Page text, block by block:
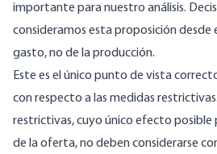
importante para nuestro análisis.
consideramos esta proposición desde
gasto, no de la producción.
Este es el único punto de vista
con respecto a las medidas
restrictivas, cuyo único efecto posible
de la oferta, no deben considerarse